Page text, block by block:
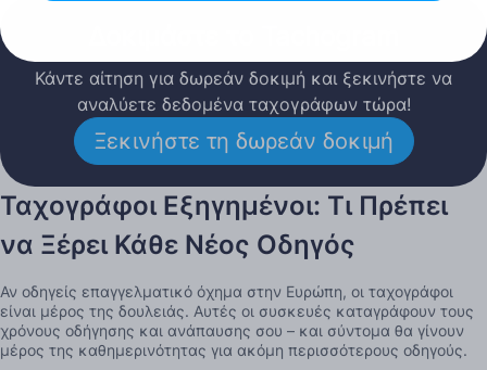
Κάντε αίτηση για δωρεάν δοκιμή και ξεκινήστε να
αναλύετε δεδομένα ταχογράφων τώρα!
Ξεκινήστε τη δωρεάν δοκιμή
Ταχογράφοι Εξηγημένοι: Τι Πρέπει
να Ξέρει Κάθε Νέος Οδηγός
Αν οδηγείς επαγγελματικό όχημα στην Ευρώπη, οι ταχογράφοι
είναι μέρος της δουλειάς. Αυτές οι συσκευές καταγράφουν τους
χρόνους οδήγησης και ανάπαυσης σου – και σύντομα θα γίνουν
μέρος της καθημερινότητας για ακόμη περισσότερους οδηγούς.